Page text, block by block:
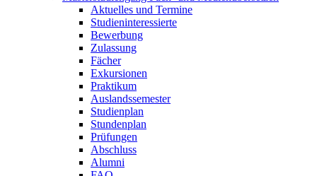
Aktuelles und Termine
Studieninteressierte
Bewerbung
Zulassung
Fächer
Exkursionen
Praktikum
Auslandssemester
Studienplan
Stundenplan
Prüfungen
Abschluss
Alumni